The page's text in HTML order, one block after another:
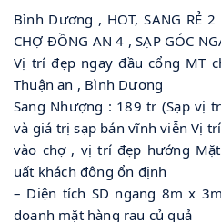
Bình Dương , HOT, SANG RẺ
CHỢ ĐỒNG AN 4 , SẠP GÓC
Vị trí đẹp ngay đầu cổng MT
Thuận an , Bình Dương
Sang Nhượng : 189 tr (Sạp vị
và giá trị sạp bán vĩnh viễn Vị
vào chợ , vị trí đẹp hướng
uất khách đông ổn định
– Diện tích SD ngang 8m x
doanh mặt hàng rau củ quả